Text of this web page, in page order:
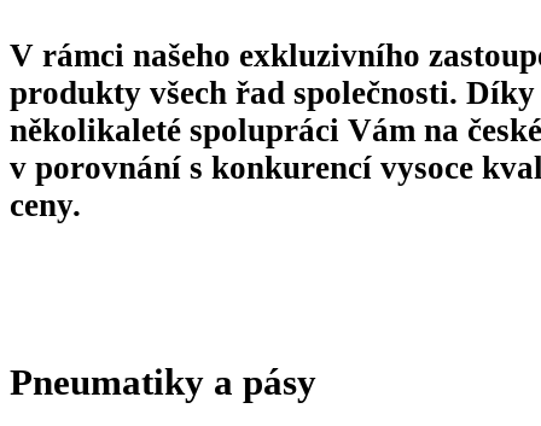
V rámci našeho exkluzivního
produkty všech řad společnosti. Díky
několikaleté spolupráci Vám na
v porovnání s konkurencí vysoce
ceny.
Pneumatiky a pásy